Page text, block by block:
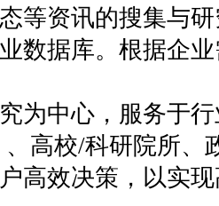
等资讯的搜集与
数据库。根据企
为中心，服务于
高校/科研院所、
高效决策，以实